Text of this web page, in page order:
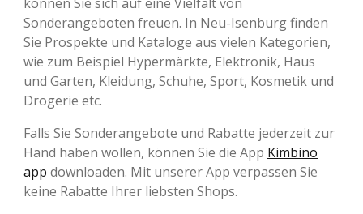
Sonderangeboten freuen. In Neu-Isenburg finden
Sie Prospekte und Kataloge aus vielen Kategorien,
wie zum Beispiel Hypermärkte, Elektronik, Haus
und Garten, Kleidung, Schuhe, Sport, Kosmetik und
Drogerie etc.
Falls Sie Sonderangebote und Rabatte jederzeit zur
Hand haben wollen, können Sie die App Kimbino
app downloaden. Mit unserer App verpassen Sie
keine Rabatte Ihrer liebsten Shops.